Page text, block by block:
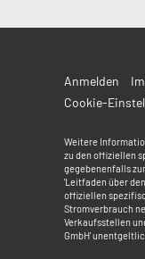
Anmelden
Cookie-
Weitere
zu den offiziellen
gegebenenfalls
'Leitfaden über
offiziellen
Stromverbrauch
Verkaufsstellen
GmbH'